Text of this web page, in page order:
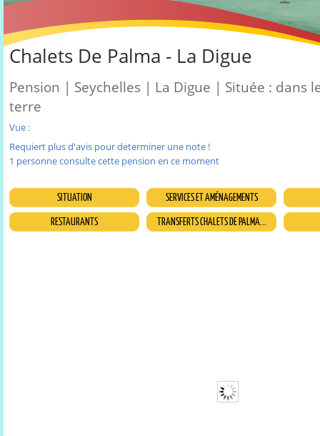
Chalets De Palma - La Digue
Pension | Seychelles | La Digue | Située : dans
terre
Vue :
Requiert plus d'avis pour determiner une note !
1 personne consulte cette pension en ce moment
SITUATION
SERVICES ET AMÉNAGEMENTS
RESTAURANTS
TRANSFERTS CHALETS DE PALMA...